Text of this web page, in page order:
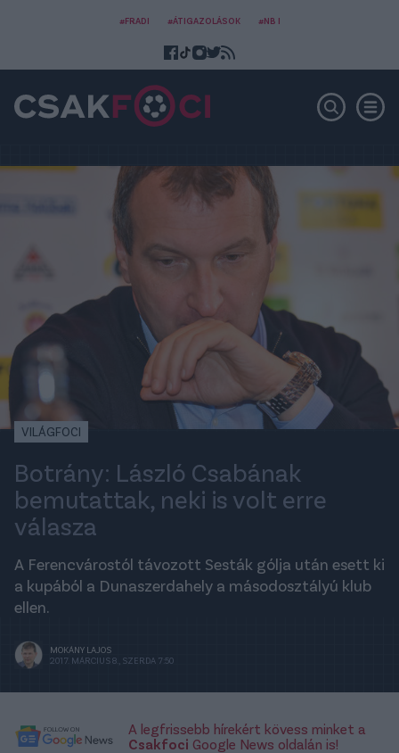
#FRADI #ÁTIGAZOLÁSOK #NB I
VILÁGFOCI
Botrány: László Csabának
bemutattak, neki is volt erre
válasza
A Ferencvárostól távozott Sesták gólja után esett ki
a kupából a Dunaszerdahely a másodosztályú klub
ellen.
MOKÁNY LAJOS
2017. MÁRCIUS 8., SZERDA 7:50
A legfrissebb hírekért kövess minket a
Csakfoci Google News oldalán is!